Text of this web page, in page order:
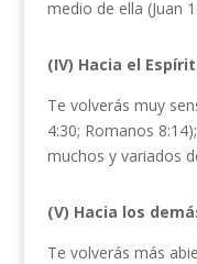
medio de ella (Juan
(IV) Hacia el
Te volverás muy
4:30; Romanos
muchos y variados
(V) Hacia los
Te volverás más